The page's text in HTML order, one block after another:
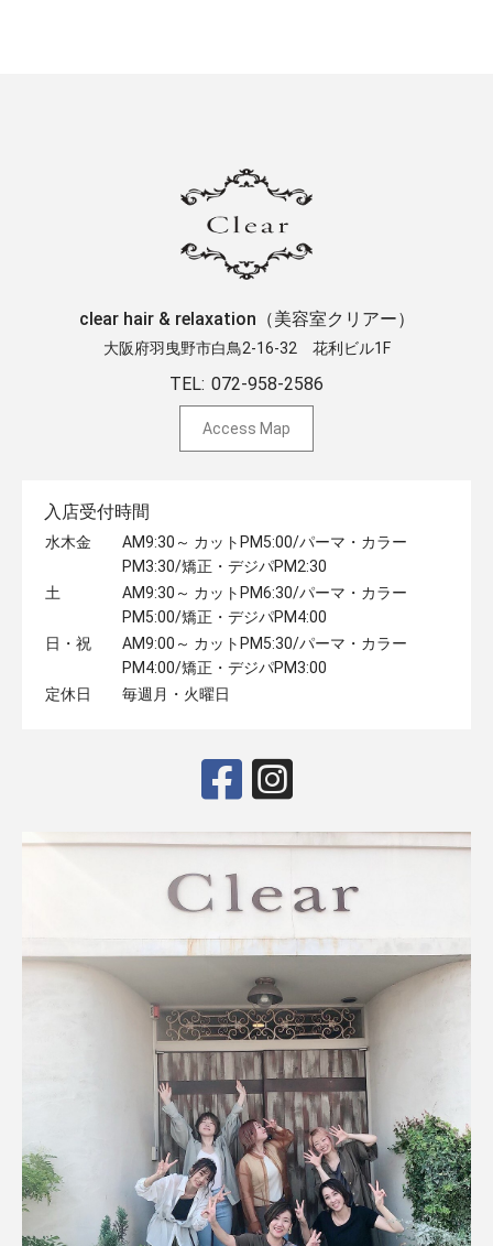
clear hair & relaxation（美容室クリアー）
大阪府羽曳野市白鳥2-16-32 ​花利ビル1F
TEL: 072-958-2586
Access Map
入店受付時間
水木金
AM9:30～ カットPM5:00/パーマ・カラー
PM3:30/矯正・デジパPM2:30
土
AM9:30～ カットPM6:30/パーマ・カラー
PM5:00/矯正・デジパPM4:00
日・祝
AM9:00～ カットPM5:30/パーマ・カラー
PM4:00/矯正・デジパPM3:00
定休日
毎週月・火曜日